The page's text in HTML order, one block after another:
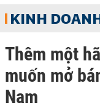
KINH
Thêm một
muốn mở
Nam